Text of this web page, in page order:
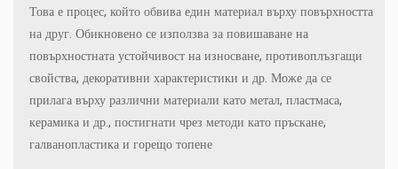
Това е процес, който обвива един материал върху повърхността
на друг. Обикновено се използва за повишаване на
повърхностната устойчивост на износване, противоплъзгащи
свойства, декоративни характеристики и др. Може да се
прилага върху различни материали като метал, пластмаса,
керамика и др., постигнати чрез методи като пръскане,
галванопластика и горещо топене